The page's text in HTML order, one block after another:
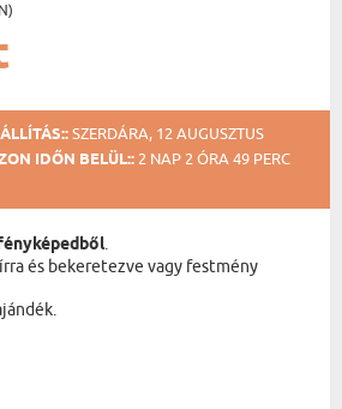
SZERDÁRA, 12 AUGUSZTUS
IDŐN BELÜL:: 2 NAP 2 ÓRA 49 PERC
.
és bekeretezve vagy festmény